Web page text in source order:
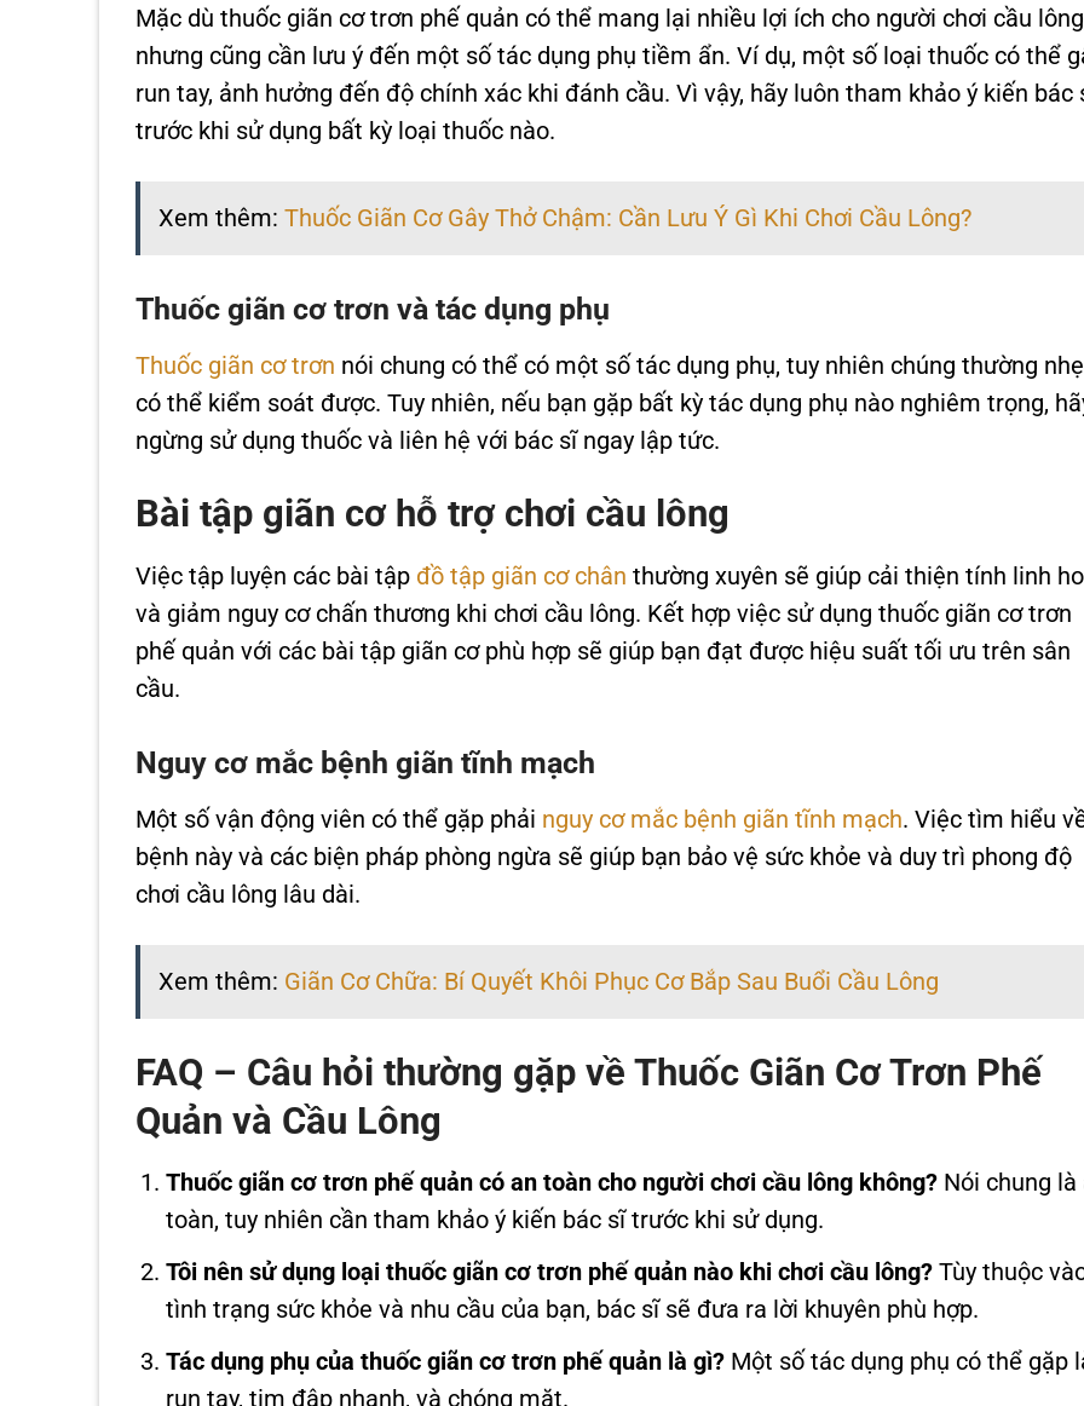
Mặc dù thuốc giãn cơ trơn phế quản có thể mang lại nhiều lợi ích cho người chơi cầu
nhưng cũng cần lưu ý đến một số tác dụng phụ tiềm ẩn. Ví dụ, một số loại thuốc có thể
run tay, ảnh hưởng đến độ chính xác khi đánh cầu. Vì vậy, hãy luôn tham khảo ý kiến bác
trước khi sử dụng bất kỳ loại thuốc nào.
Xem thêm: Thuốc Giãn Cơ Gây Thở Chậm: Cần Lưu Ý Gì Khi Chơi Cầu Lông?
Thuốc giãn cơ trơn và tác dụng phụ
Thuốc giãn cơ trơn nói chung có thể có một số tác dụng phụ, tuy nhiên chúng thường
có thể kiểm soát được. Tuy nhiên, nếu bạn gặp bất kỳ tác dụng phụ nào nghiêm trọng,
ngừng sử dụng thuốc và liên hệ với bác sĩ ngay lập tức.
Bài tập giãn cơ hỗ trợ chơi cầu lông
Việc tập luyện các bài tập đồ tập giãn cơ chân thường xuyên sẽ giúp cải thiện tính linh
và giảm nguy cơ chấn thương khi chơi cầu lông. Kết hợp việc sử dụng thuốc giãn cơ trơn
phế quản với các bài tập giãn cơ phù hợp sẽ giúp bạn đạt được hiệu suất tối ưu trên sân
cầu.
Nguy cơ mắc bệnh giãn tĩnh mạch
Một số vận động viên có thể gặp phải nguy cơ mắc bệnh giãn tĩnh mạch. Việc tìm hiểu
bệnh này và các biện pháp phòng ngừa sẽ giúp bạn bảo vệ sức khỏe và duy trì phong độ
chơi cầu lông lâu dài.
Xem thêm: Giãn Cơ Chữa: Bí Quyết Khôi Phục Cơ Bắp Sau Buổi Cầu Lông
FAQ – Câu hỏi thường gặp về Thuốc Giãn Cơ Trơn Phế
Quản và Cầu Lông
Thuốc giãn cơ trơn phế quản có an toàn cho người chơi cầu lông không? Nói chung là
toàn, tuy nhiên cần tham khảo ý kiến bác sĩ trước khi sử dụng.
Tôi nên sử dụng loại thuốc giãn cơ trơn phế quản nào khi chơi cầu lông? Tùy thuộc
tình trạng sức khỏe và nhu cầu của bạn, bác sĩ sẽ đưa ra lời khuyên phù hợp.
Tác dụng phụ của thuốc giãn cơ trơn phế quản là gì? Một số tác dụng phụ có thể gặp
run tay, tim đập nhanh, và chóng mặt.